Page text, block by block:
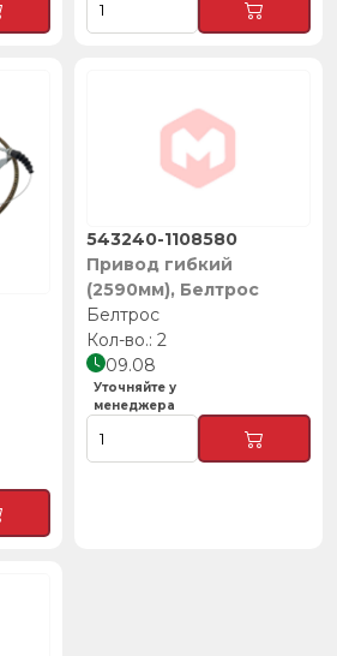
Привод гибкий
(2590мм), Белтрос
543240-1108580
Белтрос
2
09.08
Уточняйте у
менеджера